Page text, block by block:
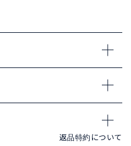
返品特約について